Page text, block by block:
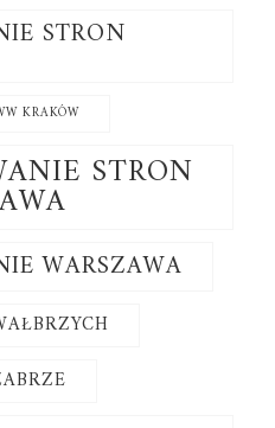
STRON
KRAKÓW
STRON
WARSZAWA